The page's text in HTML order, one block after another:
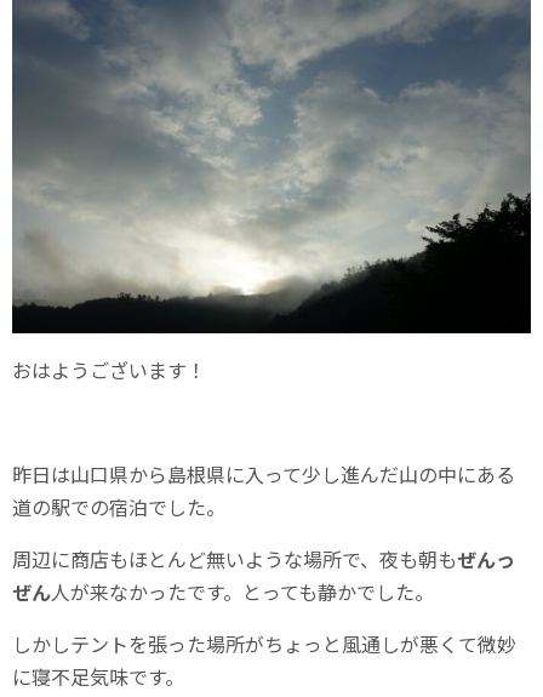
おはようございます！
昨日は山口県から島根県に入って少し進んだ山の中にある
道の駅での宿泊でした。
周辺に商店もほとんど無いような場所で、夜も朝もぜんっ
ぜん人が来なかったです。とっても静かでした。
しかしテントを張った場所がちょっと風通しが悪くて微妙
に寝不足気味です。